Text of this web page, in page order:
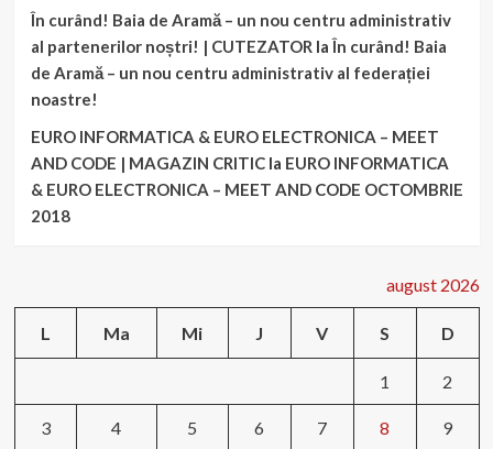
În curând! Baia de Aramă – un nou centru administrativ
al partenerilor noștri! | CUTEZATOR laÎn curând! Baia
de Aramă – un nou centru administrativ al federației
noastre!
EURO INFORMATICA & EURO ELECTRONICA – MEET
AND CODE | MAGAZIN CRITICla EURO INFORMATICA
& EURO ELECTRONICA – MEET AND CODE OCTOMBRIE
2018
august 2026
L Ma Mi J V S D
1 2
3 4 5 6 7 8 9